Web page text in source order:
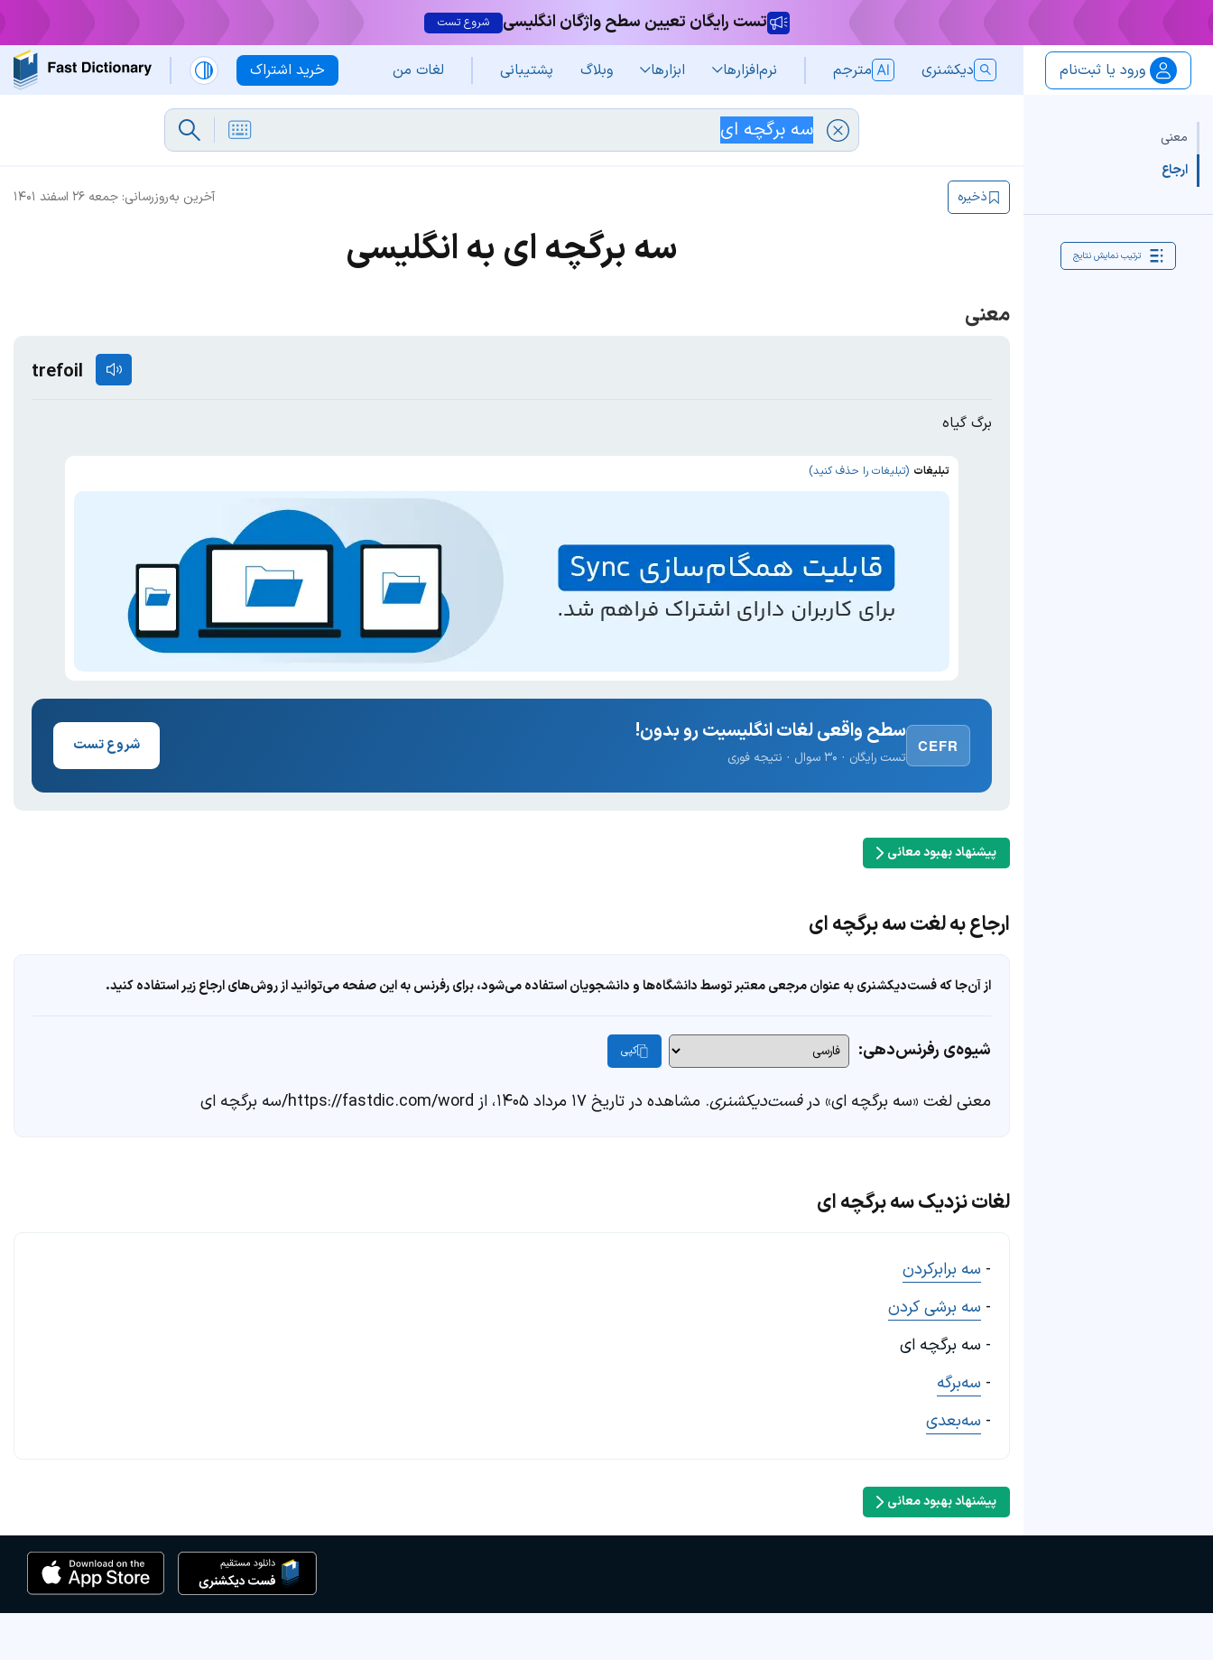
تست رایگان تعیین سطح واژگان انگلیسی شروع تست
خرید اشتراک ورود یا ثبت‌نام دیکشنری مترجم نرم‌افزار‌ها ابزارها وبلاگ پشتیبانی لغات من
معنی
ارجاع
ترتیب نمایش نتایج
آخرین به‌روزرسانی: جمعه ۲۶ اسفند ۱۴۰۱ ذخیره
سه برگچه ای به انگلیسی
معنی
trefoil
برگ گیاه
تبلیغات (تبلیغات را حذف کنید)
CEFR
سطح واقعی لغات انگلیسیت رو بدون!
تست رایگان · ۳۰ سوال · نتیجه فوری
شروع تست
پیشنهاد بهبود معانی
ارجاع به لغت سه برگچه ای
از آن‌جا که فست‌دیکشنری به عنوان مرجعی معتبر توسط دانشگاه‌ها و دانشجویان استفاده می‌شود، برای رفرنس به این صفحه می‌توانید از روش‌های ارجاع زیر استفاده کنید.
شیوه‌ی رفرنس‌دهی: کپی
معنی لغت «سه برگچه ای» درفست‌دیکشنری. مشاهده در تاریخ ۱۷ مرداد ۱۴۰۵، از https://fastdic.com/word/سه برگچه ای
لغات نزدیک سه برگچه ای
- سه برابرکردن
- سه برشی کردن
- سه برگچه ای
- سه‌برگه
- سه‌بعدی
پیشنهاد بهبود معانی